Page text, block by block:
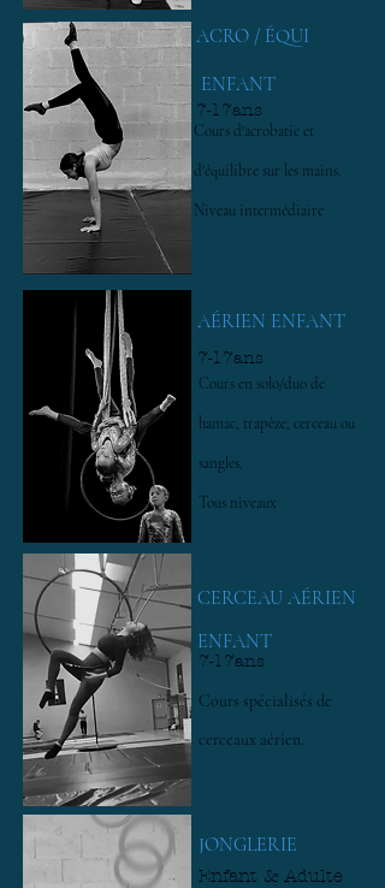
ACRO / ÉQUI
ENFANT
7-17ans
Cours d'acrobatie et
d'équilibre sur les mains.
Niveau intermédiaire
AÉRIEN ENFANT
7-17ans
Cours en solo/duo de
hamac, trapèze, cerceau ou
sangles.
Tous niveaux
CERCEAU AÉRIEN
ENFANT
7-17ans
Cours spécialisés de
cerceaux aérien.
Enfant & Adulte
JONGLERIE